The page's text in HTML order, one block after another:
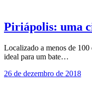
Piriápolis: uma
Localizado a menos de
ideal para um bate…
26 de dezembro de 2018